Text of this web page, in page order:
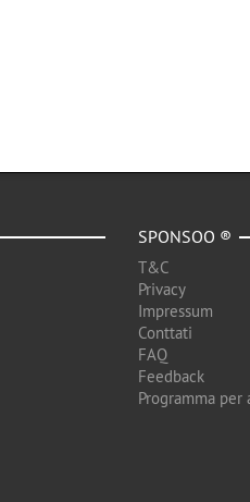
SPONSOO ®
T&C
Privacy
Impressum
Conttati
FAQ
Feedback
Programma